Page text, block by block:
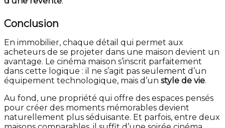
Conclusion
En immobilier, chaque détail qui permet aux
acheteurs de se projeter dans une maison devient un
avantage. Le cinéma maison s’inscrit parfaitement
dans cette logique : il ne s’agit pas seulement d’un
équipement technologique, mais d’un style de vie.
Au fond, une propriété qui offre des espaces pensés
pour créer des moments mémorables devient
naturellement plus séduisante. Et parfois, entre deux